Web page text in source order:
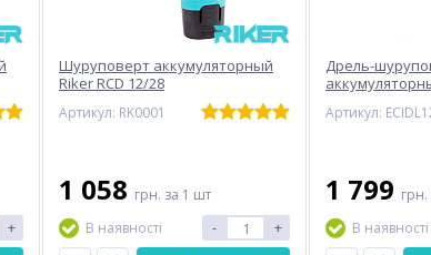
+
Шуруповерт аккумуляторный
Riker RCD 12/28
Артикул: RK0001
1 058 грн. за 1 шт
В наявності
- +
Дрель-
Артикул:
1 799 грн.
В наявності